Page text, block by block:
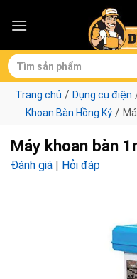
Tìm
kiếm:
Trang chủ / Dụng cụ điện
Khoan Bàn Hồng Ký/
Máy khoan bàn
Đánh giá | Hỏi đáp